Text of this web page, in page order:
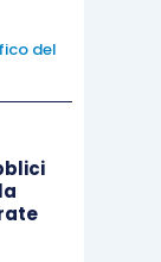
hanno
quelli
del